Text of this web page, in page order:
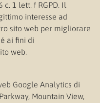
1 lett. f RGPD. Il
interesse ad
sito web per migliorare
ai fini di
web.
Google Analytics di
Mountain View,